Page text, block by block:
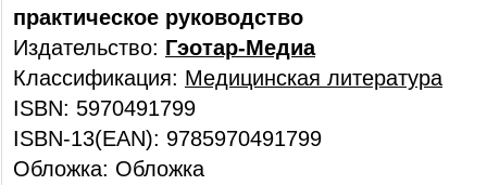
практическое руководство
Издательство: Гэотар-Медиа
Классификация: Медицинская литература
ISBN: 5970491799
ISBN-13(EAN): 9785970491799
Обложка: Обложка